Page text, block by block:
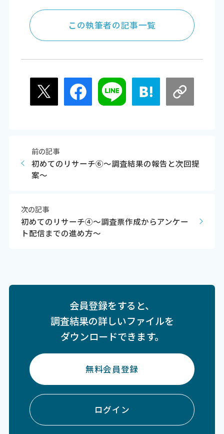
この執筆者の記事一覧
前の記事
初めてのリサーチ⑥～調査結果の報告と次回提
案～
次の記事
初めてのリサーチ④～調査票作成からアンケー
ト配信までの進め方～
会員登録をすると、
調査結果の詳しいファイルを
ダウンロードできます。
無料会員登録
ログイン